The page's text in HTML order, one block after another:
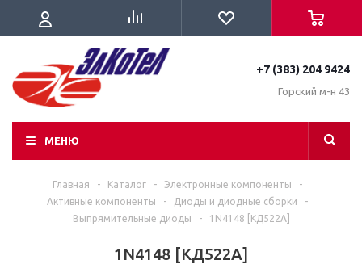
+7 (383) 204 9424
Горский м-н 43
МЕНЮ
Главная - Каталог - Электронные компоненты
-
Активные компоненты
- Диоды и диодные сборки
-
Выпрямительные диоды
- 1N4148 [КД522A]
1N4148 [КД522A]